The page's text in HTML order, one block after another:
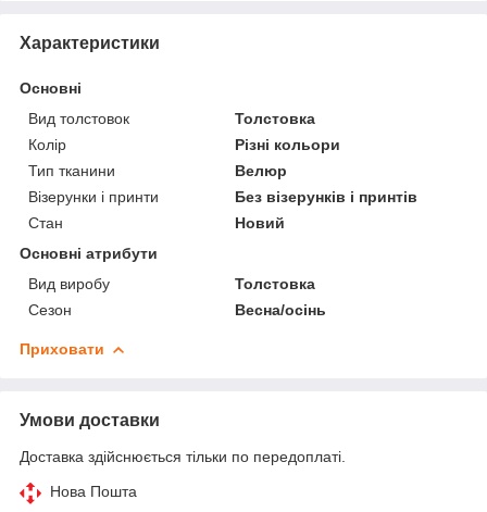
Характеристики
Основні
Вид толстовок
Толстовка
Колір
Різні кольори
Тип тканини
Велюр
Візерунки і принти
Без візерунків і принтів
Стан
Новий
Основні атрибути
Вид виробу
Толстовка
Сезон
Весна/осінь
Приховати
Умови доставки
Доставка здійснюється тільки по передоплаті.
Нова Пошта